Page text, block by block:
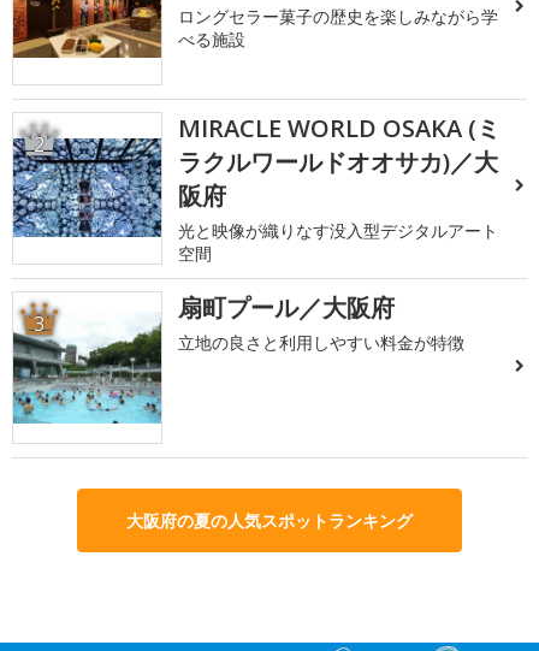
ロングセラー菓子の歴史を楽しみながら学
べる施設
2
MIRACLE WORLD OSAKA (ミ
ラクルワールドオオサカ)／大
阪府
光と映像が織りなす没入型デジタルアート
空間
3 扇町プール／大阪府
立地の良さと利用しやすい料金が特徴
大阪府の夏の人気スポットランキング